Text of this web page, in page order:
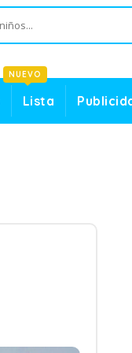
Lista
NUEVO